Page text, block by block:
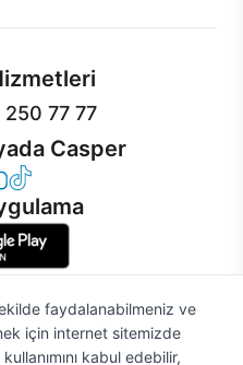
77 77
Casper
LinkedIn
YouTube
Casper TikTok
A.Ş. Tüm Hakları Saklıdır
faydalanabilmeniz ve
için internet sitemizde
kabul edebilir,